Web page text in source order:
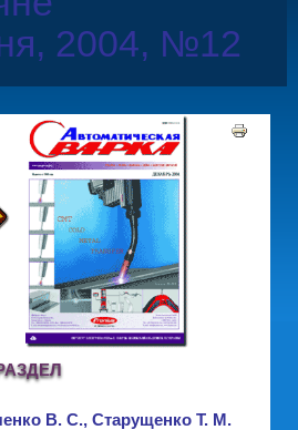
2004, №12
В. С., Старущенко Т. М.